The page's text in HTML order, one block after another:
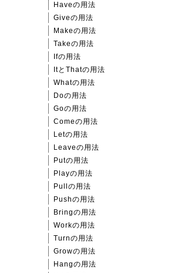
Haveの用法
Giveの用法
Makeの用法
Takeの用法
Ifの用法
ItとThatの用法
Whatの用法
Doの用法
Goの用法
Comeの用法
Letの用法
Leaveの用法
Putの用法
Playの用法
Pullの用法
Pushの用法
Bringの用法
Workの用法
Turnの用法
Growの用法
Hangの用法